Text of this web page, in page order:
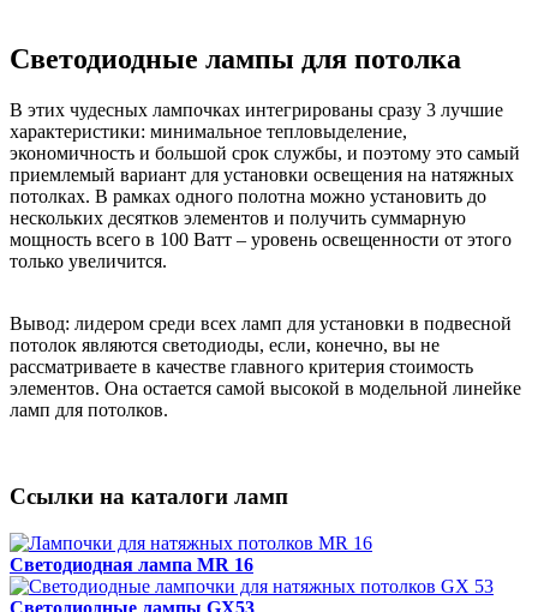
Светодиодные лампы для потолка
В этих чудесных лампочках интегрированы сразу 3 лучшие
характеристики: минимальное тепловыделение,
экономичность и большой срок службы, и поэтому это самый
приемлемый вариант для установки освещения на натяжных
потолках. В рамках одного полотна можно установить до
нескольких десятков элементов и получить суммарную
мощность всего в 100 Ватт – уровень освещенности от этого
только увеличится.
Вывод: лидером среди всех ламп для установки в подвесной
потолок являются светодиоды, если, конечно, вы не
рассматриваете в качестве главного критерия стоимость
элементов. Она остается самой высокой в модельной линейке
ламп для потолков.
Ссылки на каталоги ламп
Светодиодная лампа МR 16
Светодиодные лампы GX53